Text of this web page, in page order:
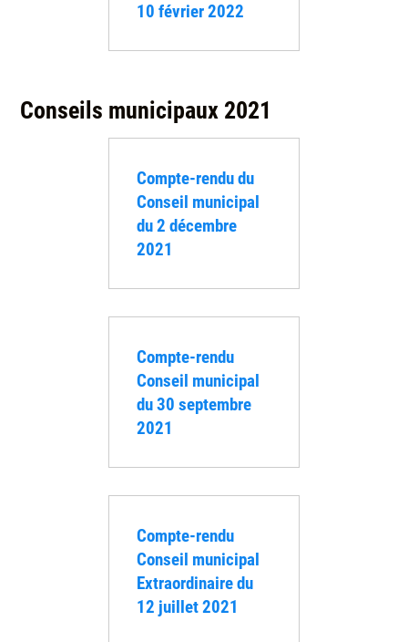
10 février 2022
Conseils municipaux 2021
Compte-rendu du
Conseil municipal
du 2 décembre
2021
Compte-rendu
Conseil municipal
du 30 septembre
2021
Compte-rendu
Conseil municipal
Extraordinaire du
12 juillet 2021